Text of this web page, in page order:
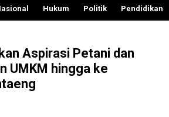
Hukum Politik Pendidikan
Aspirasi Petani dan
UMKM hingga ke